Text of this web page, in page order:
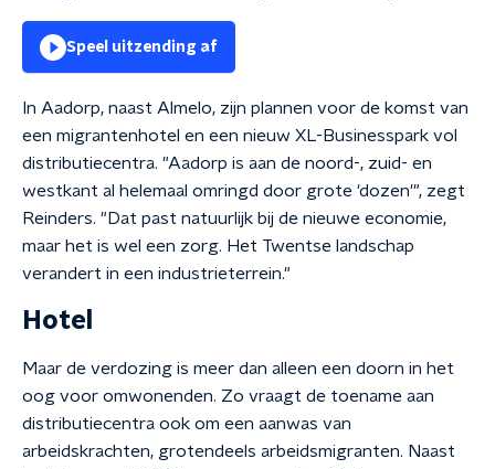
Speel uitzending af
In Aadorp, naast Almelo, zijn plannen voor de komst van
een migrantenhotel en een nieuw XL-Businesspark vol
distributiecentra. "Aadorp is aan de noord-, zuid- en
westkant al helemaal omringd door grote 'dozen'", zegt
Reinders. "Dat past natuurlijk bij de nieuwe economie,
maar het is wel een zorg. Het Twentse landschap
verandert in een industrieterrein."
Hotel
Maar de verdozing is meer dan alleen een doorn in het
oog voor omwonenden. Zo vraagt de toename aan
distributiecentra ook om een aanwas van
arbeidskrachten, grotendeels arbeidsmigranten. Naast